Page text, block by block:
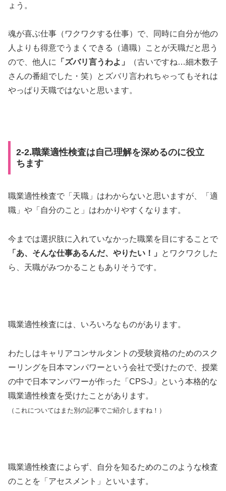
ょう。
魂が喜ぶ仕事（ワクワクする仕事）で、同時に自分が他の
人よりも得意でうまくできる（適職）ことが天職だと思う
ので、他人に
「ズバリ言うわよ」
（古いですね…細木数子
さんの番組でした・笑）とズバリ言われちゃってもそれは
やっぱり天職ではないと思います。
2-2.職業適性検査は自己理解を深めるのに役立
ちます
職業適性検査で「天職」はわからないと思いますが、「適
職」や「自分のこと」はわかりやすくなります。
今までは選択肢に入れていなかった職業を目にすることで
「あ、そんな仕事あるんだ、やりたい！」
とワクワクした
ら、天職がみつかることもありそうです。
職業適性検査には、いろいろなものがあります。
わたしはキャリアコンサルタントの受験資格のためのスク
ーリングを日本マンパワーという会社で受けたので、授業
の中で日本マンパワーが作った「CPS-J」という本格的な
職業適性検査を受けたことがあります。
（これについてはまた別の記事でご紹介しますね！）
職業適性検査によらず、自分を知るためのこのような検査
のことを「アセスメント」といいます。